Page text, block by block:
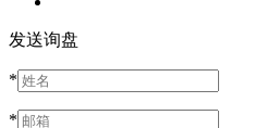
发送询盘
*
*